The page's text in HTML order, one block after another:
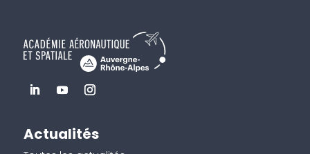
Actualités